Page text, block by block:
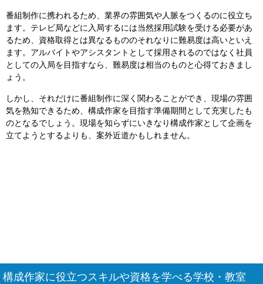
番組制作に携われるため、業界の雰囲気や人脈をつくるのに役立ち
ます。テレビ局などに入局するには当然採用試験を受ける必要があ
るため、資格取得とは異なるもののそれなりに難易度は高いといえ
ます。アルバイトやアシスタントとして採用されるのではなく社員
としての入局を目指すなら、難易度は相当のものと心得ておきまし
ょう。
しかし、それだけに番組制作に深く関わることができ、現場の雰囲
気を熟知できるため、構成作家を目指す準備期間として充実したも
のとなるでしょう。現場を知らずにいきなり構成作家として企画を
立てようとするよりも、案外近道かもしれません。
構成作家に役立つスキルや資格を学べる学校・教室